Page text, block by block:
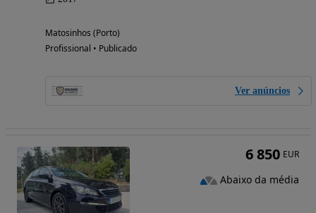
Matosinhos (Porto)
Profissional • Publicado
Ver anúncios
6 850 EUR
Abaixo da média